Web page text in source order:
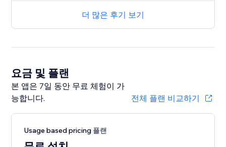
더 많은 후기 보기
요금 및 플랜
본 앱은 7일 동안 무료 체험이 가
능합니다.
전체 플랜 비교하기
Usage based pricing 플랜